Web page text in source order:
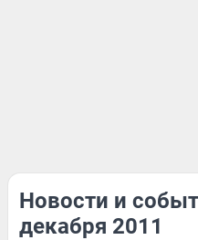
Новости и
декабря 2011